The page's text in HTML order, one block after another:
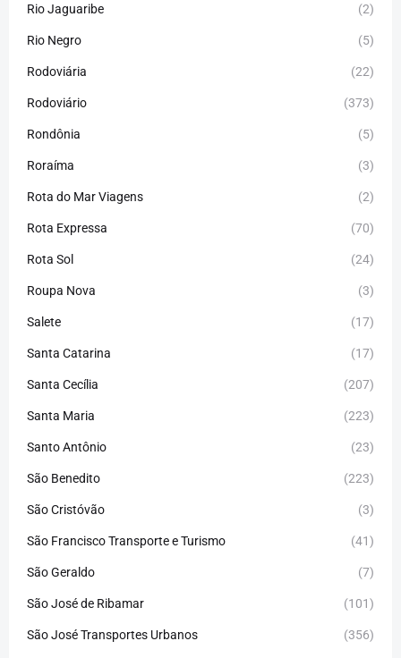
Rio Jaguaribe (2)
Rio Negro (5)
Rodoviária (22)
Rodoviário (373)
Rondônia (5)
Roraíma (3)
Rota do Mar Viagens (2)
Rota Expressa (70)
Rota Sol (24)
Roupa Nova (3)
Salete (17)
Santa Catarina (17)
Santa Cecília (207)
Santa Maria (223)
Santo Antônio (23)
São Benedito (223)
São Cristóvão (3)
São Francisco Transporte e Turismo (41)
São Geraldo (7)
São José de Ribamar (101)
São José Transportes Urbanos (356)